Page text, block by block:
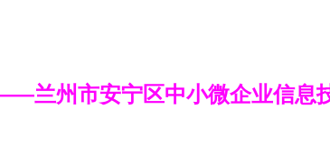
兰州市安宁区中小微企业信息